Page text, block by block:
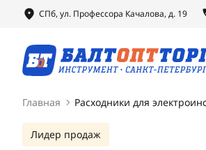
СПб, ул. Профессора Качалова, д. 19
Главная Расходники для
Лидер продаж